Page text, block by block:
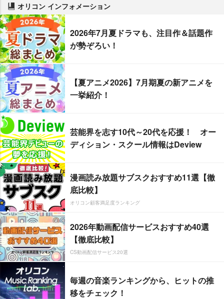
オリコン インフォメーション
2026年7月夏ドラマも、注目作＆話題作
が勢ぞろい！
【夏アニメ2026】7月期夏の新アニメを
一挙紹介！
芸能界を志す10代～20代を応援！ オー
ディション・スクール情報はDeview
漫画読み放題サブスクおすすめ11選【徹
底比較】
オリコン顧客満足度ランキング
2026年動画配信サービスおすすめ40選
【徹底比較】
CS動画配信サービス20選
毎週の音楽ランキングから、ヒットの推
移をチェック！